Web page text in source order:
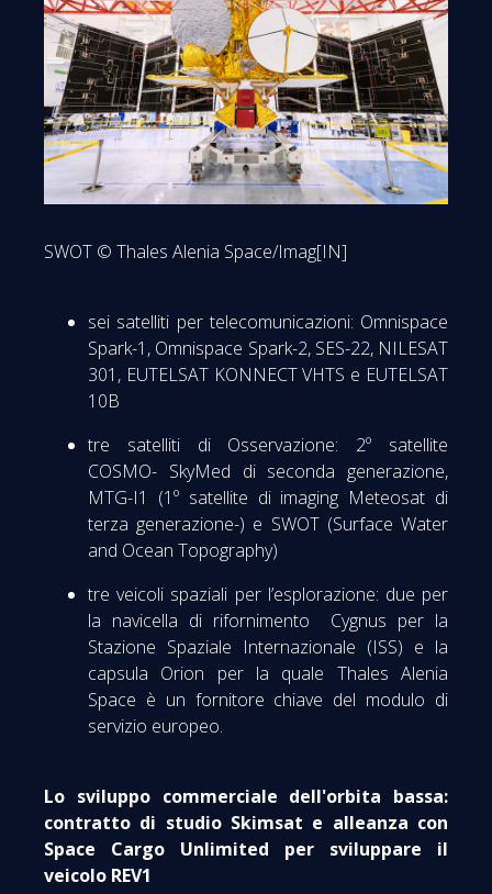
SWOT © Thales Alenia Space/Imag[IN]
sei satelliti per telecomunicazioni: Omnispace
Spark-1, Omnispace Spark-2, SES-22, NILESAT
301, EUTELSAT KONNECT VHTS e EUTELSAT
10B
tre satelliti di Osservazione: 2º satellite
COSMO- SkyMed di seconda generazione,
MTG-I1 (1º satellite di imaging Meteosat di
terza generazione-) e SWOT (Surface Water
and Ocean Topography)
tre veicoli spaziali per l’esplorazione: due per
la navicella di rifornimento Cygnus per la
Stazione Spaziale Internazionale (ISS) e la
capsula Orion per la quale Thales Alenia
Space è un fornitore chiave del modulo di
servizio europeo.
Lo sviluppo commerciale dell'orbita bassa:
contratto di studio Skimsat e alleanza con
Space Cargo Unlimited per sviluppare il
veicolo REV1